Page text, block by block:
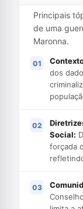
Principais
de uma
Maronna.
dos
Social:
forçada